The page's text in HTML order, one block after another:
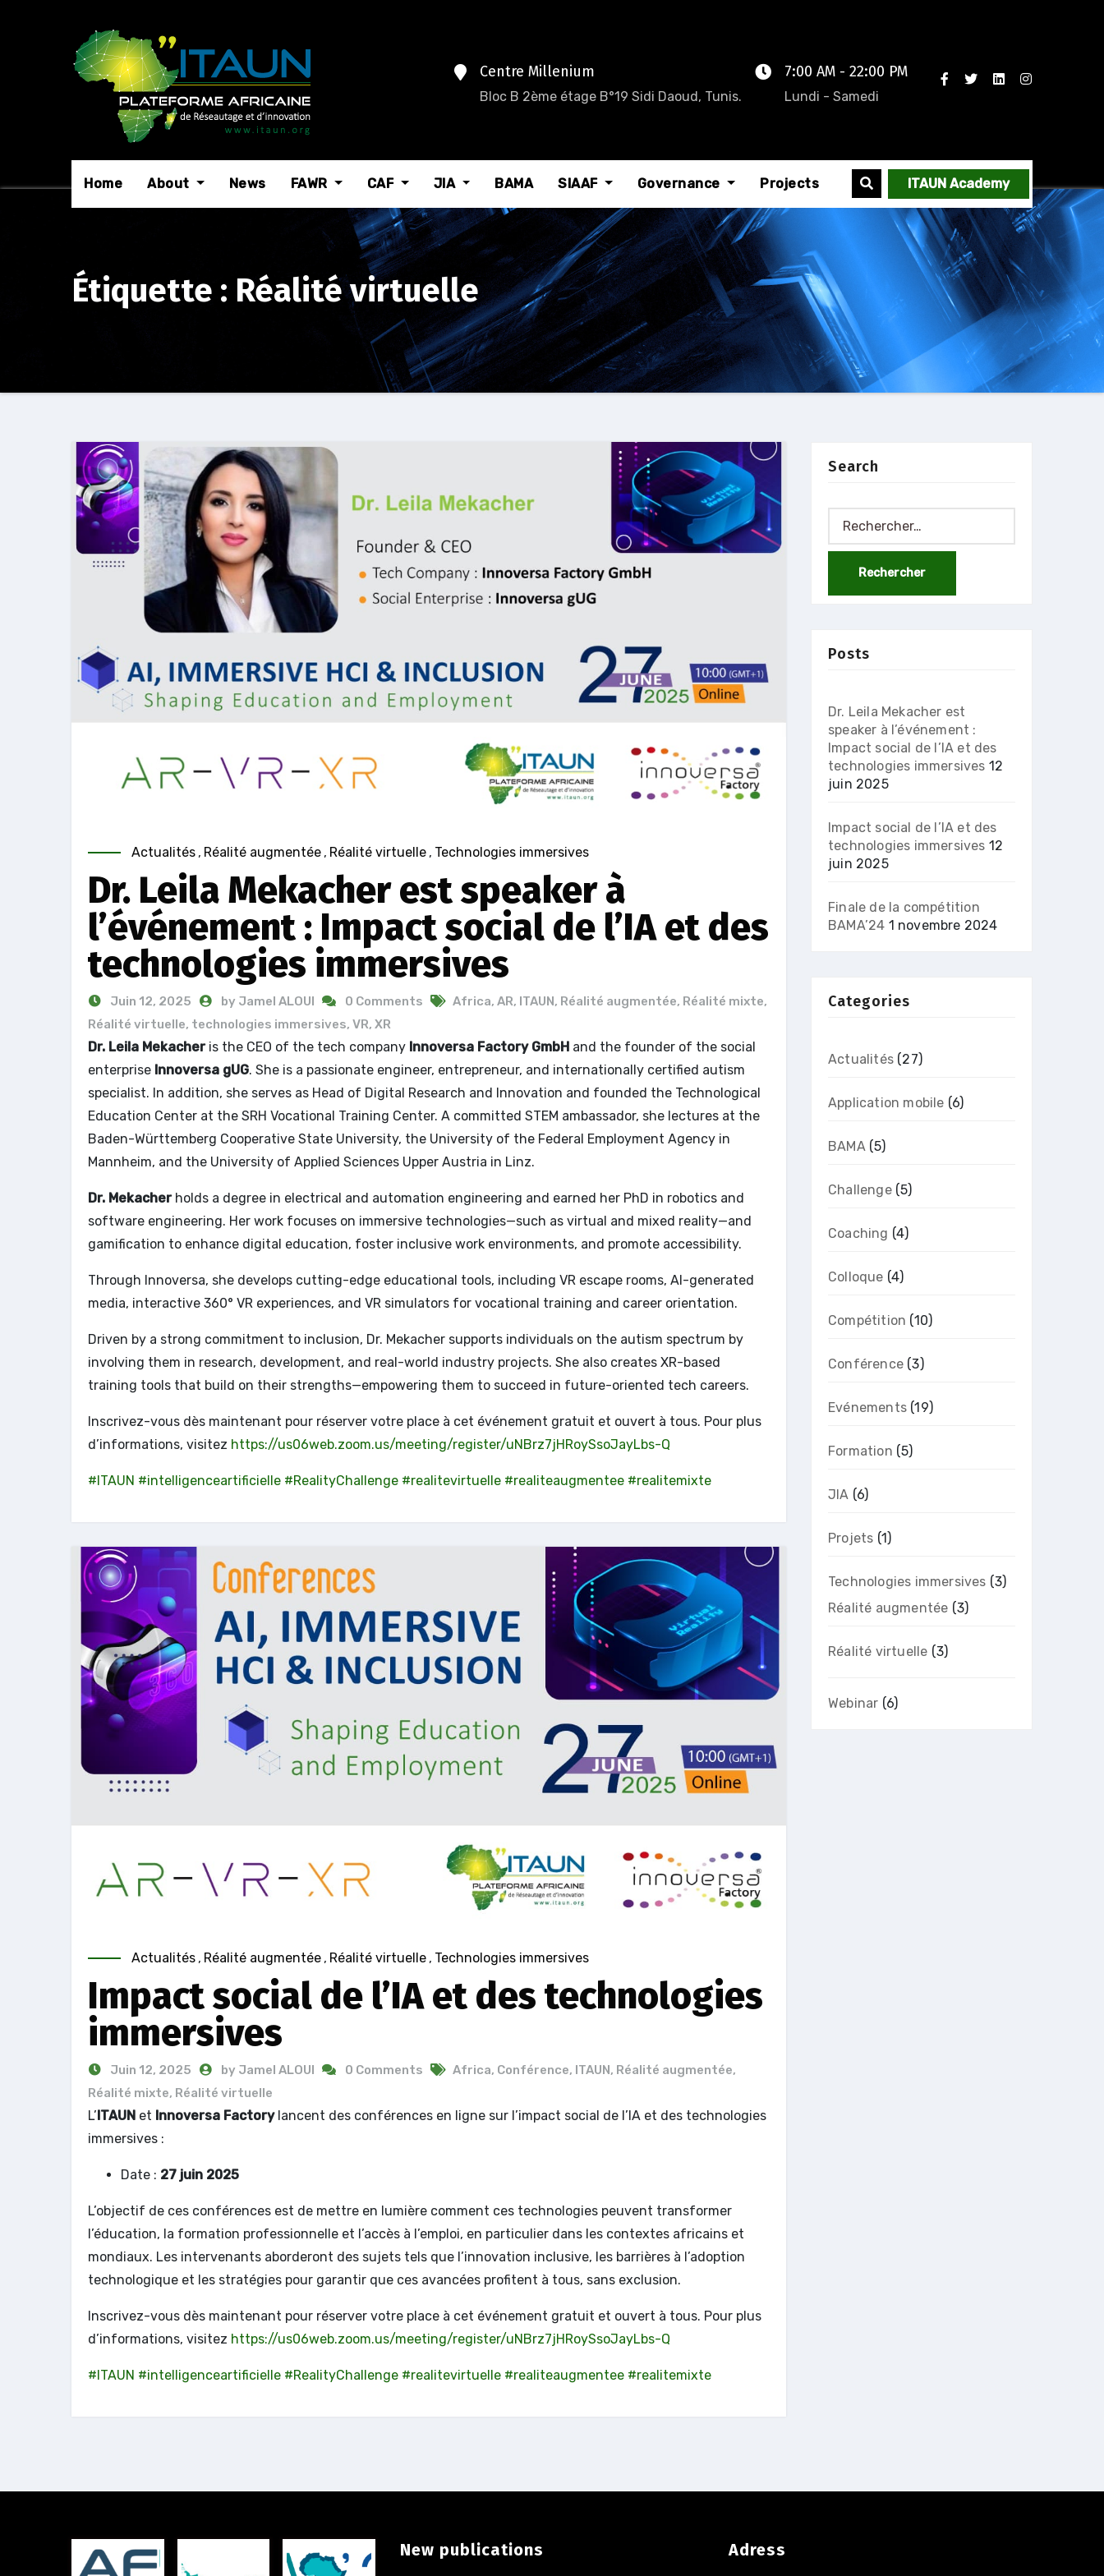
Centre Millenium
Bloc B 2ème étage B°19 Sidi Daoud, Tunis.
7:00 AM - 22:00 PM
Lundi - Samedi
Home About News FAWR CAF JIA BAMA SIAAF Governance Projects ITAUN Academy
Étiquette : Réalité virtuelle
Actualités , Réalité augmentée , Réalité virtuelle , Technologies immersives
Dr. Leila Mekacher est speaker à
l’événement : Impact social de l’IA et des
technologies immersives
Juin 12, 2025 by Jamel ALOUI 0 Comments Africa, AR, ITAUN, Réalité augmentée, Réalité mixte,
Réalité virtuelle, technologies immersives, VR, XR
Dr. Leila Mekacheris the CEO of the tech company Innoversa Factory GmbH and the founder of the social
enterprise Innoversa gUG. She is a passionate engineer, entrepreneur, and internationally certified autism
specialist. In addition, she serves as Head of Digital Research and Innovation and founded the Technological
Education Center at the SRH Vocational Training Center. A committed STEM ambassador, she lectures at the
Baden-Württemberg Cooperative State University, the University of the Federal Employment Agency in
Mannheim, and the University of Applied Sciences Upper Austria in Linz.
Dr. Mekacherholds a degree in electrical and automation engineering and earned her PhD in robotics and
software engineering. Her work focuses on immersive technologies—such as virtual and mixed reality—and
gamification to enhance digital education, foster inclusive work environments, and promote accessibility.
Through Innoversa, she develops cutting-edge educational tools, including VR escape rooms, AI-generated
media, interactive 360° VR experiences, and VR simulators for vocational training and career orientation.
Driven by a strong commitment to inclusion, Dr. Mekacher supports individuals on the autism spectrum by
involving them in research, development, and real-world industry projects. She also creates XR-based
training tools that build on their strengths—empowering them to succeed in future-oriented tech careers.
Inscrivez-vous dès maintenant pour réserver votre place à cet événement gratuit et ouvert à tous. Pour plus
d’informations, visitez https://us06web.zoom.us/meeting/register/uNBrz7jHRoySsoJayLbs-Q
#ITAUN #intelligenceartificielle #RealityChallenge #realitevirtuelle #realiteaugmentee #realitemixte
Actualités , Réalité augmentée , Réalité virtuelle , Technologies immersives
Impact social de l’IA et des technologies
immersives
Juin 12, 2025 by Jamel ALOUI 0 Comments Africa, Conférence, ITAUN, Réalité augmentée,
Réalité mixte, Réalité virtuelle
L’ITAUN et Innoversa Factorylancent des conférences en ligne sur l’impact social de l’IA et des technologies
immersives :
Date : 27 juin 2025
L’objectif de ces conférences est de mettre en lumière comment ces technologies peuvent transformer
l’éducation, la formation professionnelle et l’accès à l’emploi, en particulier dans les contextes africains et
mondiaux. Les intervenants aborderont des sujets tels que l’innovation inclusive, les barrières à l’adoption
technologique et les stratégies pour garantir que ces avancées profitent à tous, sans exclusion.
Inscrivez-vous dès maintenant pour réserver votre place à cet événement gratuit et ouvert à tous. Pour plus
d’informations, visitez https://us06web.zoom.us/meeting/register/uNBrz7jHRoySsoJayLbs-Q
#ITAUN #intelligenceartificielle #RealityChallenge #realitevirtuelle #realiteaugmentee #realitemixte
Search
Rechercher :
Posts
Dr. Leila Mekacher est
speaker à l’événement :
Impact social de l’IA et des
technologies immersives 12
juin 2025
Impact social de l’IA et des
technologies immersives 12
juin 2025
Finale de la compétition
BAMA’24 1 novembre 2024
Categories
Actualités (27)
Application mobile (6)
BAMA(5)
Challenge(5)
Coaching (4)
Colloque (4)
Compétition (10)
Conférence (3)
Evénements (19)
Formation (5)
JIA (6)
Projets (1)
Technologies immersives (3)
Réalité augmentée (3)
Réalité virtuelle (3)
Webinar (6)
New publications Adress